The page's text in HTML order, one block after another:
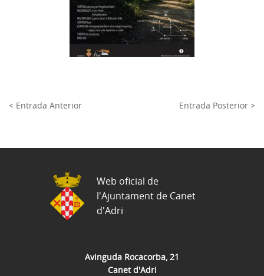
< Entrada Anterior Entrada Posterior >
Avinguda Rocacorba, 21
Canet d'Adri
Web oficial de
l'Ajuntament de Canet
d'Adri